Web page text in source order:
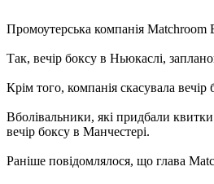
Промоутерська компанія Matchroom
Так, вечір боксу в Ньюкаслі,
Крім того, компанія скасувала
Вболівальники, які придбали
вечір боксу в Манчестері.
Раніше повідомлялося, що глава